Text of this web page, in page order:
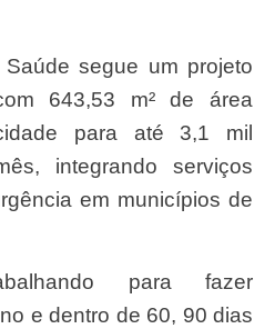
643,53 m² de área
para até 3,1 mil
integrando serviços
em municípios de
e dentro de 60, 90 dias